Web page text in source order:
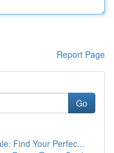
Report Page
Go
Find Your Perfec...